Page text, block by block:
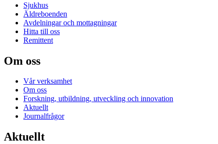
Sjukhus
Äldreboenden
Avdelningar och mottagningar
Hitta till oss
Remittent
Om oss
Vår verksamhet
Om oss
Forskning, utbildning, utveckling och innovation
Aktuellt
Journalfrågor
Aktuellt